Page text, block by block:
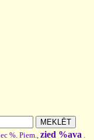
%. Piem., zied %ava .